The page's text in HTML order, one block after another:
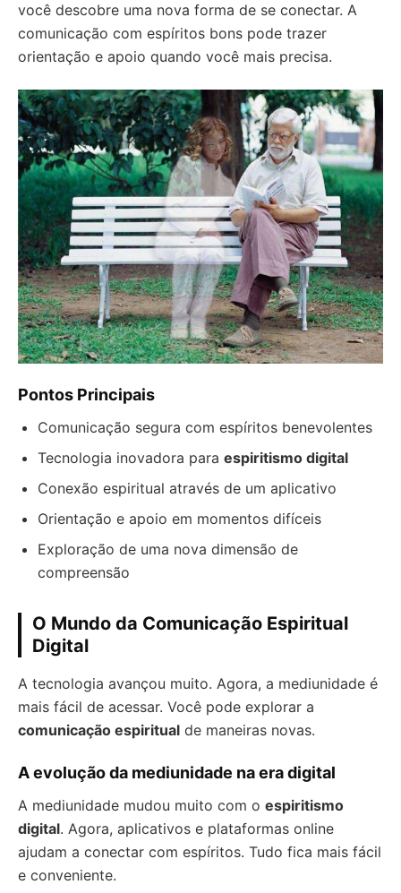
você descobre uma nova forma de se conectar. A
comunicação com espíritos bons pode trazer
orientação e apoio quando você mais precisa.
Pontos Principais
Comunicação segura com espíritos benevolentes
Tecnologia inovadora para espiritismo digital
Conexão espiritual através de um aplicativo
Orientação e apoio em momentos difíceis
Exploração de uma nova dimensão de
compreensão
O Mundo da Comunicação Espiritual
Digital
A tecnologia avançou muito. Agora, a mediunidade é
mais fácil de acessar. Você pode explorar a
comunicação espiritual de maneiras novas.
A evolução da mediunidade na era digital
A mediunidade mudou muito com o espiritismo
digital. Agora, aplicativos e plataformas online
ajudam a conectar com espíritos. Tudo fica mais fácil
e conveniente.